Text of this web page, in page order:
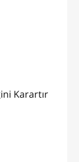
Karartır